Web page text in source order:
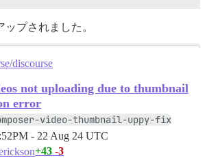
プされました。
discourse
not uploading due to thumbnail
error
video-thumbnail-uppy-fix
- 22 Aug 24 UTC
+43 -3